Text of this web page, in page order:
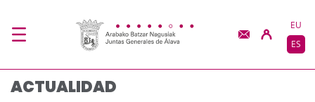
Resumen del pleno -
EU
ES
ACTUALIDAD